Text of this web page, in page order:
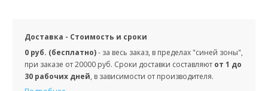
Доставка - Стоимость и сроки
0 руб. (бесплатно)- за весь заказ, в пределах "синей зоны",
при заказе от 20000 руб. Сроки доставки составляют от 1 до
30 рабочих дней, в зависимости от производителя.